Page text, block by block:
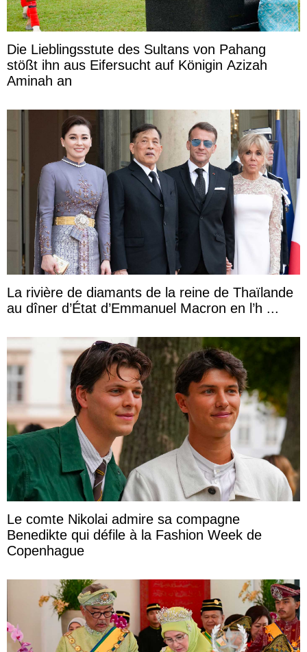
Die Lieblingsstute des Sultans von Pahang
stößt ihn aus Eifersucht auf Königin Azizah
Aminah an
La rivière de diamants de la reine de Thaïlande
au dîner d’État d’Emmanuel Macron en l’h ...
Le comte Nikolai admire sa compagne
Benedikte qui défile à la Fashion Week de
Copenhague